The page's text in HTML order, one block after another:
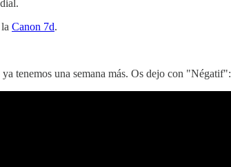
Canon 7d.
tenemos una semana más. Os dejo con "Négatif":